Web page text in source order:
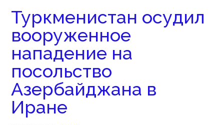
Туркменистан осудил
вооруженное
нападение на
посольство
Азербайджана в
Иране